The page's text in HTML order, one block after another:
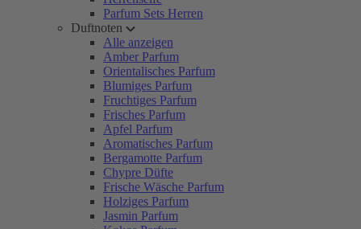
Parfum Sets Herren
Duftnoten
Alle anzeigen
Amber Parfum
Orientalisches Parfum
Blumiges Parfum
Fruchtiges Parfum
Frisches Parfum
Apfel Parfum
Aromatisches Parfum
Bergamotte Parfum
Chypre Düfte
Frische Wäsche Parfum
Holziges Parfum
Jasmin Parfum